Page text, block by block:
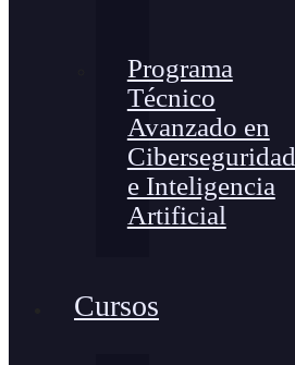
Programa
Técnico
Avanzado en
Ciberseguridad
e Inteligencia
Artificial
Cursos